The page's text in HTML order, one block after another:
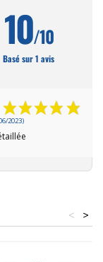
10/10
Basé sur 1 avis
2023)
>
<